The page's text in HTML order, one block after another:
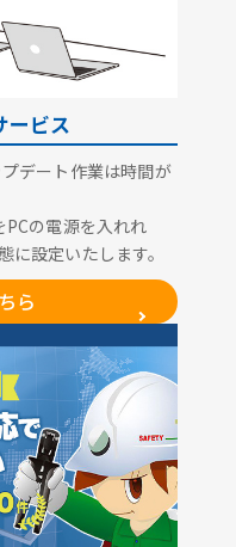
ービス
デート作業は時間が
の電源を入れれ
設定いたします。
ら